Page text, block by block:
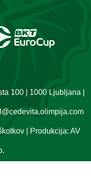
100 | 1000 Ljubljana |
| Produkcija: AV